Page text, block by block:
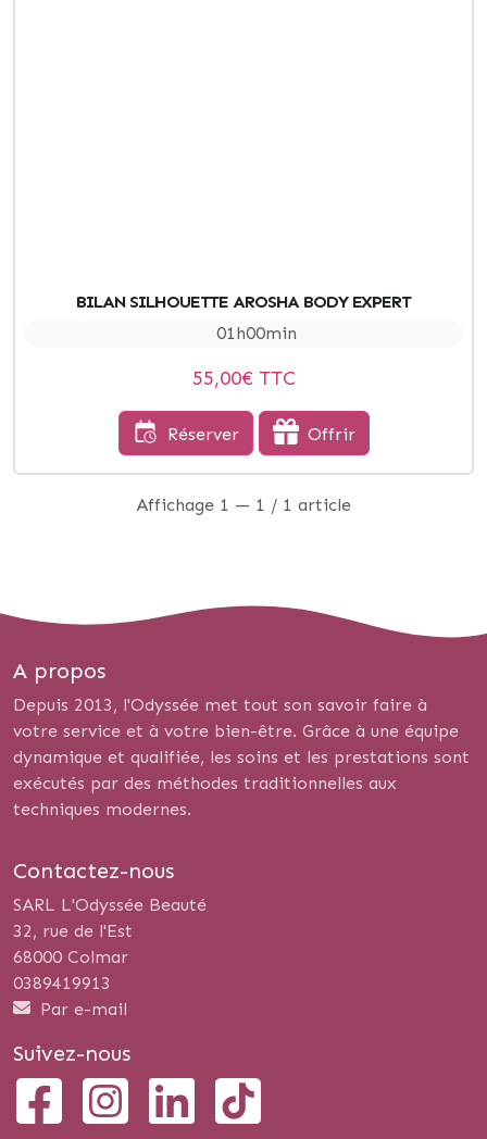
BILAN SILHOUETTE AROSHA BODY EXPERT
01h00min
55,00€ TTC
Réserver Offrir
Affichage 1 — 1 / 1 article
A propos
Depuis 2013, l'Odyssée met tout son savoir faire à
votre service et à votre bien-être. Grâce à une équipe
dynamique et qualifiée, les soins et les prestations sont
exécutés par des méthodes traditionnelles aux
techniques modernes.
Contactez-nous
SARL L'Odyssée Beauté
32, rue de l'Est
68000 Colmar
0389419913
Par e-mail
Suivez-nous